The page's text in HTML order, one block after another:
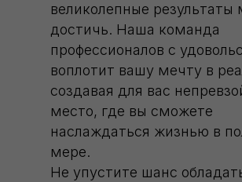
великолепные результаты
достичь. Наша команда
профессионалов с
воплотит вашу мечту в
создавая для вас
место, где вы сможете
наслаждаться жизнью в
мере.
Не упустите шанс